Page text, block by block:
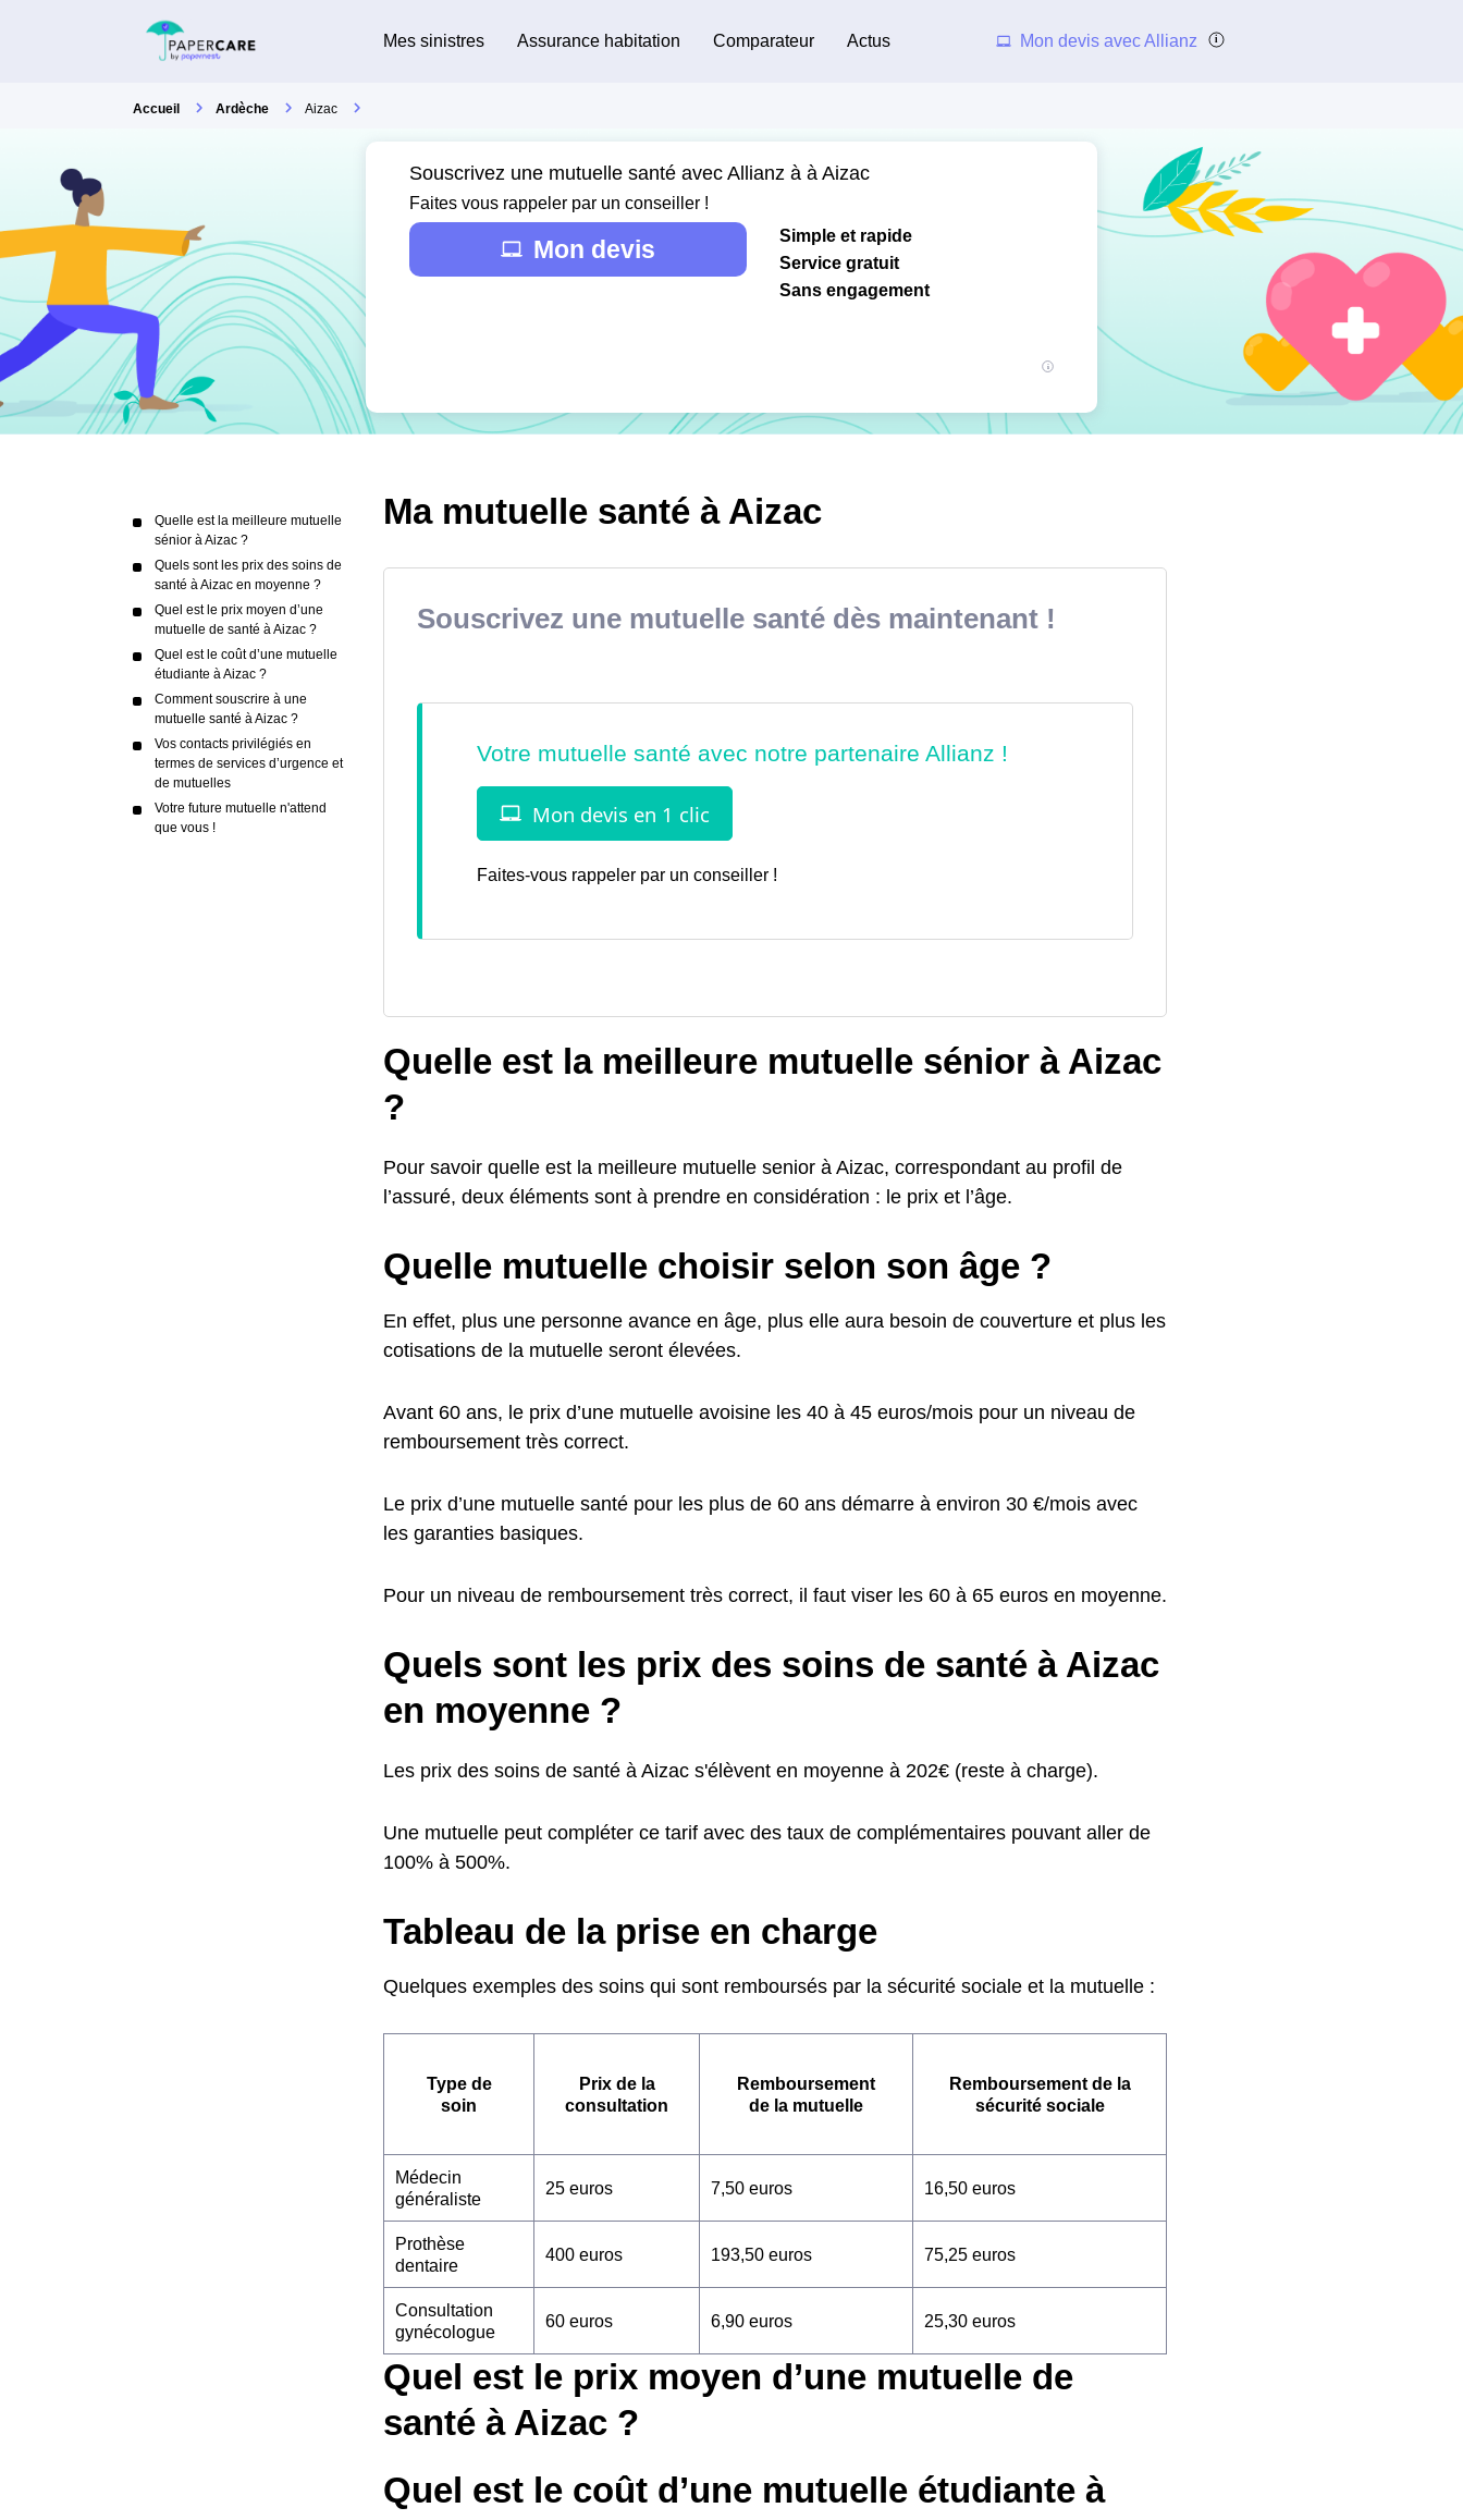
Mes sinistres Assurance habitation Comparateur Actus Mon devis avec Allianz
Accueil Ardèche Aizac
Souscrivez une mutuelle santé avec Allianz à à Aizac
Faites vous rappeler par un conseiller !
Mon devis
Simple et rapide
Service gratuit
Sans engagement
Quelle est la meilleure mutuelle
sénior à Aizac ?
Quels sont les prix des soins de
santé à Aizac en moyenne ?
Quel est le prix moyen d’une
mutuelle de santé à Aizac ?
Quel est le coût d’une mutuelle
étudiante à Aizac ?
Comment souscrire à une
mutuelle santé à Aizac ?
Vos contacts privilégiés en
termes de services d’urgence et
de mutuelles
Votre future mutuelle n'attend
que vous !
Ma mutuelle santé à Aizac
Souscrivez une mutuelle santé dès maintenant !
Faites-vous rappeler par un conseiller !
Quelle est la meilleure mutuelle sénior à Aizac
?
Pour savoir quelle est la meilleure mutuelle senior à Aizac, correspondant au profil de
l’assuré, deux éléments sont à prendre en considération : le prix et l’âge.
Quelle mutuelle choisir selon son âge ?
En effet, plus une personne avance en âge, plus elle aura besoin de couverture et plus les
cotisations de la mutuelle seront élevées.
Avant 60 ans, le prix d’une mutuelle avoisine les 40 à 45 euros/mois pour un niveau de
remboursement très correct.
Le prix d’une mutuelle santé pour les plus de 60 ans démarre à environ 30 €/mois avec
les garanties basiques.
Pour un niveau de remboursement très correct, il faut viser les 60 à 65 euros en moyenne.
Quels sont les prix des soins de santé à Aizac
en moyenne ?
Les prix des soins de santé à Aizac s'élèvent en moyenne à 202€ (reste à charge).
Une mutuelle peut compléter ce tarif avec des taux de complémentaires pouvant aller de
100% à 500%.
Tableau de la prise en charge
Quelques exemples des soins qui sont remboursés par la sécurité sociale et la mutuelle :
Type de
soin
Prix de la
consultation
Remboursement
de la mutuelle
Remboursement de la
sécurité sociale
Médecin
généraliste
25 euros 7,50 euros 16,50 euros
Prothèse
dentaire
400 euros 193,50 euros 75,25 euros
Consultation
gynécologue
60 euros 6,90 euros 25,30 euros
Quel est le prix moyen d’une mutuelle de
santé à Aizac ?
Quel est le coût d’une mutuelle étudiante à